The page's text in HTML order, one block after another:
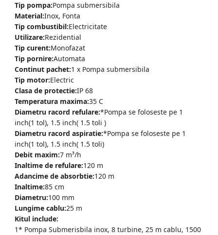
Tip pompa:Pompa submersibila
Material:Inox, Fonta
Tip combustibil:Electricitate
Utilizare:Rezidential
Tip curent:Monofazat
Tip pornire:Automata
Continut pachet:1 x Pompa submersibila
Tip motor:Electric
Clasa de protectie:IP 68
Temperatura maxima:35 C
Diametru racord refulare:*Pompa se foloseste pe 1
inch(1 tol), 1.5 inch( 1.5 toli )
Diametru racord aspiratie:*Pompa se foloseste pe 1
inch(1 tol), 1.5 inch( 1.5 toli)
Debit maxim:7 m³/h
Inaltime de refulare:120 m
Adancime de absorbtie:120 m
Inaltime:85 cm
Diametru:100 mm
Lungime cablu:25 m
Kitul include:
1* Pompa Submerisbila inox, 8 turbine, 25 m cablu, 1500